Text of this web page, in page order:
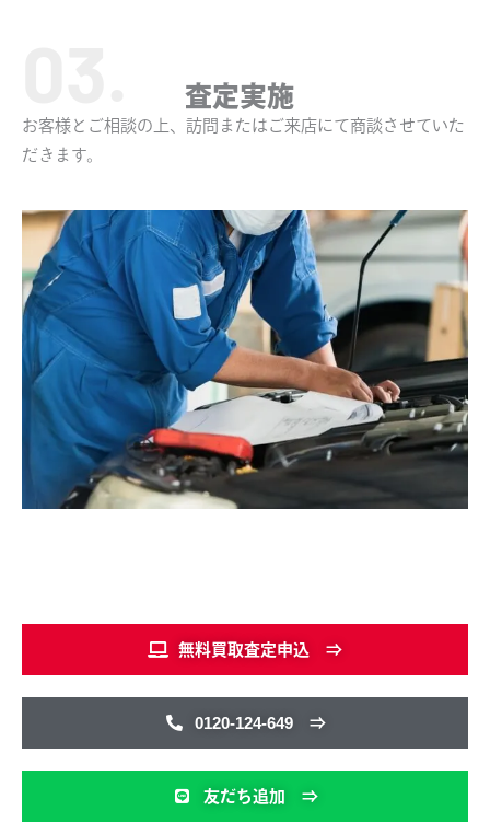
査定実施
お客様とご相談の上、訪問またはご来店にて商談させていた
だきます。
無料買取査定申込 ⇒
0120-124-649 ⇒
友だち追加 ⇒